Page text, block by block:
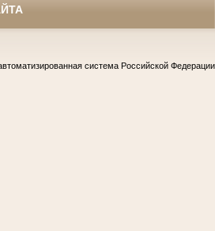
система Российской